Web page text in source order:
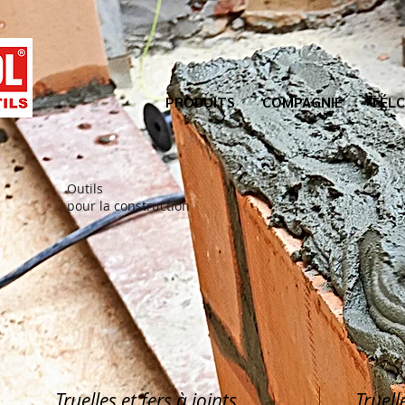
PRODUITS COMPAGNIE
Outils
pour la construction